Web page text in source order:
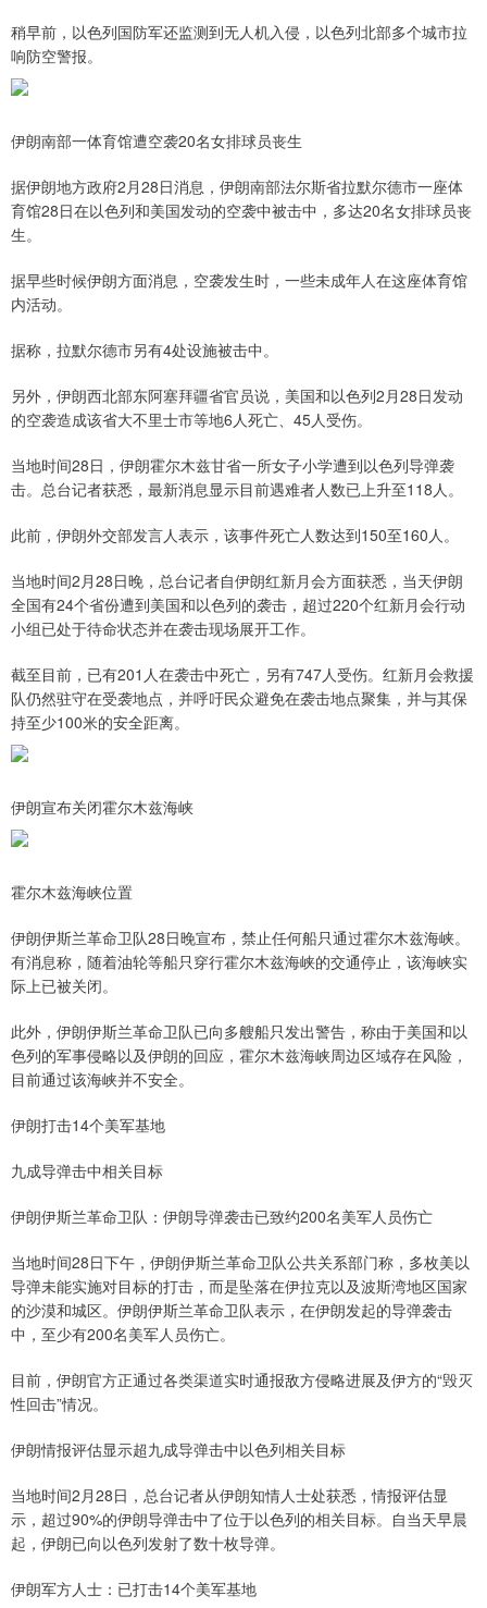
稍早前，以色列国防军还监测到无人机入侵，以色列北部多个城市拉
响防空警报。
伊朗南部一体育馆遭空袭20名女排球员丧生
据伊朗地方政府2月28日消息，伊朗南部法尔斯省拉默尔德市一座体
育馆28日在以色列和美国发动的空袭中被击中，多达20名女排球员丧
生。
据早些时候伊朗方面消息，空袭发生时，一些未成年人在这座体育馆
内活动。
据称，拉默尔德市另有4处设施被击中。
另外，伊朗西北部东阿塞拜疆省官员说，美国和以色列2月28日发动
的空袭造成该省大不里士市等地6人死亡、45人受伤。
当地时间28日，伊朗霍尔木兹甘省一所女子小学遭到以色列导弹袭
击。总台记者获悉，最新消息显示目前遇难者人数已上升至118人。
此前，伊朗外交部发言人表示，该事件死亡人数达到150至160人。
当地时间2月28日晚，总台记者自伊朗红新月会方面获悉，当天伊朗
全国有24个省份遭到美国和以色列的袭击，超过220个红新月会行动
小组已处于待命状态并在袭击现场展开工作。
截至目前，已有201人在袭击中死亡，另有747人受伤。红新月会救援
队仍然驻守在受袭地点，并呼吁民众避免在袭击地点聚集，并与其保
持至少100米的安全距离。
伊朗宣布关闭霍尔木兹海峡
霍尔木兹海峡位置
伊朗伊斯兰革命卫队28日晚宣布，禁止任何船只通过霍尔木兹海峡。
有消息称，随着油轮等船只穿行霍尔木兹海峡的交通停止，该海峡实
际上已被关闭。
此外，伊朗伊斯兰革命卫队已向多艘船只发出警告，称由于美国和以
色列的军事侵略以及伊朗的回应，霍尔木兹海峡周边区域存在风险，
目前通过该海峡并不安全。
伊朗打击14个美军基地
九成导弹击中相关目标
伊朗伊斯兰革命卫队：伊朗导弹袭击已致约200名美军人员伤亡
当地时间28日下午，伊朗伊斯兰革命卫队公共关系部门称，多枚美以
导弹未能实施对目标的打击，而是坠落在伊拉克以及波斯湾地区国家
的沙漠和城区。伊朗伊斯兰革命卫队表示，在伊朗发起的导弹袭击
中，至少有200名美军人员伤亡。
目前，伊朗官方正通过各类渠道实时通报敌方侵略进展及伊方的“毁灭
性回击”情况。
伊朗情报评估显示超九成导弹击中以色列相关目标
当地时间2月28日，总台记者从伊朗知情人士处获悉，情报评估显
示，超过90%的伊朗导弹击中了位于以色列的相关目标。自当天早晨
起，伊朗已向以色列发射了数十枚导弹。
伊朗军方人士：已打击14个美军基地